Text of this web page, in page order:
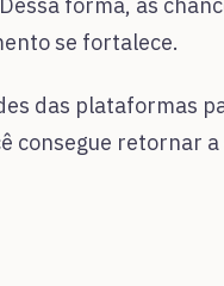
forma, as
se fortalece.
das plataformas
consegue retornar